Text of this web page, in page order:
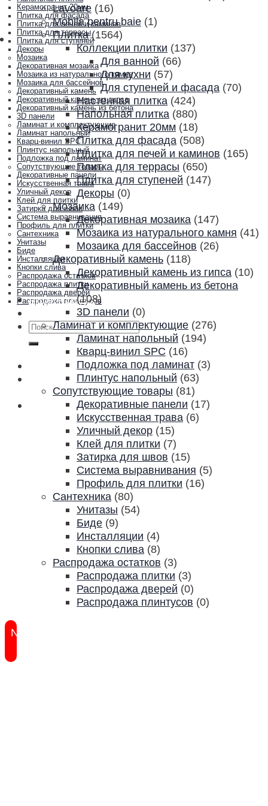
Керамогранит 20мм
Плитка для фасада
Плитка для печей и каминов
Плитка для террасы
Плитка для ступеней
Декоры
Мозаика
Декоративная мозаика
Мозаика из натурального камня
Мозаика для бассейнов
Декоративный камень
Декоративный камень из гипса
Декоративный камень из бетона
3D панели
Ламинат и комплектующие
Ламинат напольный
Кварц-винил SPC
Плинтус напольный
Подложка под ламинат
Сопутствующие товары
Декоративные панели
Искусственная трава
Уличный декор
Клей для плитки
Затирка для швов
Система выравнивания
Профиль для плитки
Сантехника
Унитазы
Биде
Инсталляции
Кнопки слива
Распродажа остатков
Распродажа плитки
Распродажа дверей
Распродажа плинтусов
Акции и скидки
Контакты
Искать:
Lavoare (16)
Mobila pentru baie (1)
Плитка (1564)
Коллекции плитки (137)
Для ванной (66)
Для кухни (57)
Для ступеней и фасада (70)
Настенная плитка (424)
Напольная плитка (880)
Керамогранит 20мм (18)
Плитка для фасада (508)
Плитка для печей и каминов (165)
Плитка для террасы (650)
Плитка для ступеней (147)
Декоры (0)
Мозаика (149)
Декоративная мозаика (147)
Мозаика из натурального камня (41)
Мозаика для бассейнов (26)
Декоративный камень (118)
Декоративный камень из гипса (10)
Декоративный камень из бетона
(108)
3D панели (0)
Ламинат и комплектующие (276)
Ламинат напольный (194)
Кварц-винил SPC (16)
Подложка под ламинат (3)
Плинтус напольный (63)
Сопутствующие товары (81)
Декоративные панели (17)
Искусственная трава (6)
Уличный декор (15)
Клей для плитки (7)
Затирка для швов (15)
Система выравнивания (5)
Профиль для плитки (16)
Сантехника (80)
Унитазы (54)
Биде (9)
Инсталляции (4)
Кнопки слива (8)
Распродажа остатков (3)
Распродажа плитки (3)
Распродажа дверей (0)
Распродажа плинтусов (0)
New